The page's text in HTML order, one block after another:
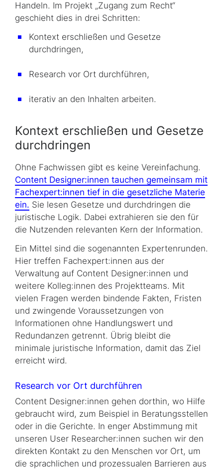
Handeln. Im Projekt „Zugang zum Recht“
geschieht dies in drei Schritten:
Kontext erschließen und Gesetze
durchdringen,
Research vor Ort durchführen,
iterativ an den Inhalten arbeiten.
Kontext erschließen und Gesetze
durchdringen
Ohne Fachwissen gibt es keine Vereinfachung.
Content Designer:innen tauchen gemeinsam mit
Fachexpert:innen tief in die gesetzliche Materie
ein. Sie lesen Gesetze und durchdringen die
juristische Logik. Dabei extrahieren sie den für
die Nutzenden relevanten Kern der Information.
Ein Mittel sind die sogenannten Expertenrunden.
Hier treffen Fachexpert:innen aus der
Verwaltung auf Content Designer:innen und
weitere Kolleg:innen des Projektteams. Mit
vielen Fragen werden bindende Fakten, Fristen
und zwingende Voraussetzungen von
Informationen ohne Handlungswert und
Redundanzen getrennt. Übrig bleibt die
minimale juristische Information, damit das Ziel
erreicht wird.
Research vor Ort durchführen
Content Designer:innen gehen dorthin, wo Hilfe
gebraucht wird, zum Beispiel in Beratungsstellen
oder in die Gerichte. In enger Abstimmung mit
unseren User Researcher:innen suchen wir den
direkten Kontakt zu den Menschen vor Ort, um
die sprachlichen und prozessualen Barrieren aus